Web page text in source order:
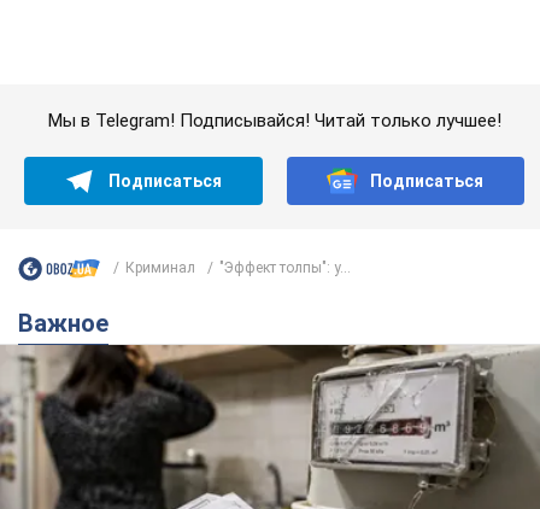
Женщине начислили 729 тыс. грн долга за газ
из-за показаний неисправного счетчика: судья
вынес неожиданное решение
Нужно ли платить долг из-за доначисления
8 годин тому 12,1 т.